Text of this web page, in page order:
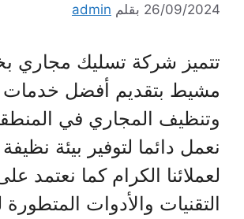
26/09/2024 بقلم admin
تتميز شركة تسليك مجاري
مشيط بتقديم أفضل خدمات
وتنظيف المجاري في
نعمل دائما لتوفير بيئة
لعملائنا الكرام كما نعتمد
التقنيات والأدوات